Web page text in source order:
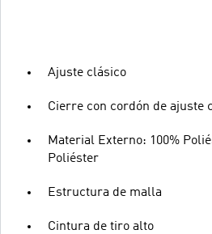
Ajuste clásico
Cierre con cordón de ajuste
Material Externo: 100%
Poliéster
Estructura de malla
Cintura de tiro alto